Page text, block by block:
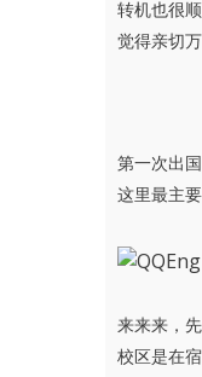
转机也很
觉得亲切
第一次出
这里最主
来来来，
校区是在